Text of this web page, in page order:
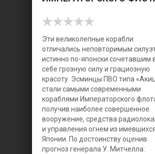
Эти великолепные корабли
отличались неповторимым
истинно по-японски сочетавшим
себе грозную силу и грациозную
красоту. Эсминцы ПВО типа
стали самыми современными
кораблями Императорского
получив наиболее совершенное
вооружение, средства
и управления огнем из
Японии. По достоинству оценив
прогноз генерала У. Митчелла: